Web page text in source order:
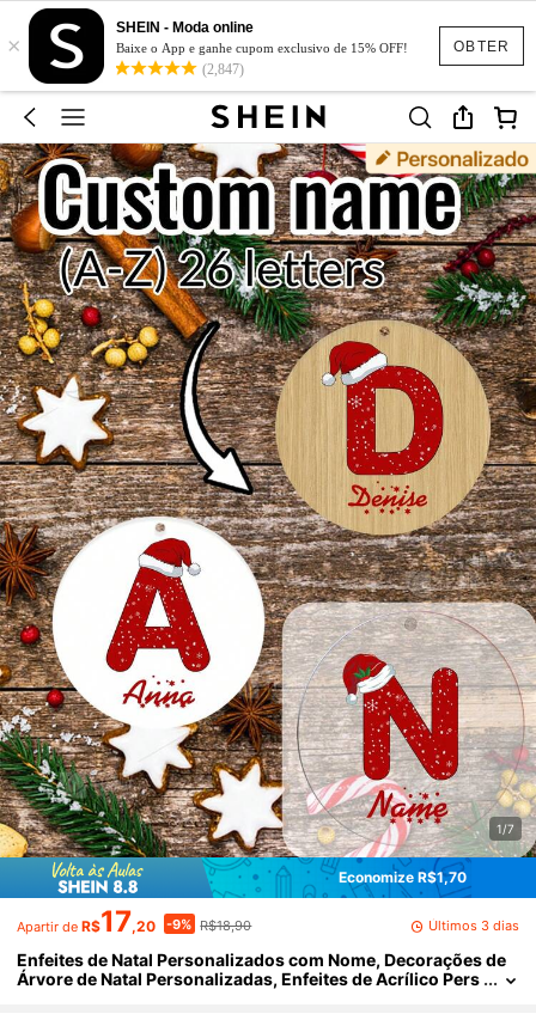
OBTER
×
SHEIN - Moda online
Baixe o App e ganhe cupom exclusivo de 15% OFF!
(2,847)
1/7
Economize R$1,70
Apartir de R$17,20 -9% R$18,90 Últimos 3 dias
Enfeites de Natal Personalizados com Nome, Decorações de
Árvore de Natal Personalizadas, Enfeites de Acrílico Pers